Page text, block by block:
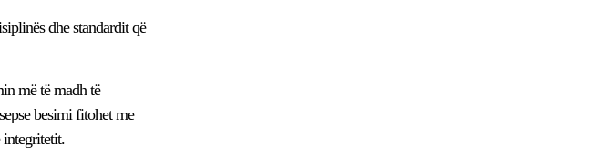
dhe standardit që
më të madh të
besimi fitohet me
integritetit.